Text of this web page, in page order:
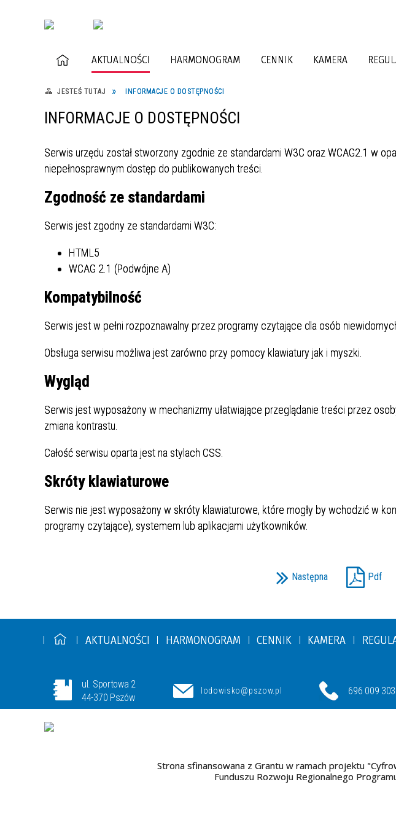
AKTUALNOŚCI HARMONOGRAM CENNIK KAMERA
JESTEŚ TUTAJ INFORMACJE O DOSTĘPNOŚCI
INFORMACJE O DOSTĘPNOŚCI
Serwis urzędu został stworzony zgodnie ze standardami W3C oraz WCAG2.1 w
niepełnosprawnym dostęp do publikowanych treści.
Zgodność ze standardami
Serwis jest zgodny ze standardami W3C:
HTML5
WCAG 2.1 (Podwójne A)
Kompatybilność
Serwis jest w pełni rozpoznawalny przez programy czytające dla osób
Obsługa serwisu możliwa jest zarówno przy pomocy klawiatury jak i myszki.
Wygląd
Serwis jest wyposażony w mechanizmy ułatwiające przeglądanie treści przez
zmiana kontrastu.
Całość serwisu oparta jest na stylach CSS.
Skróty klawiaturowe
Serwis nie jest wyposażony w skróty klawiaturowe, które mogły by wchodzić w
programy czytające), systemem lub aplikacjami użytkowników.
Następna Pdf
AKTUALNOŚCI HARMONOGRAM CENNIK KAMERA
ul. Sportowa 2
44-370 Pszów
lodowisko@pszow.pl 696 009 303
Strona sfinansowana z Grantu w ramach projektu
Funduszu Rozwoju Regionalnego